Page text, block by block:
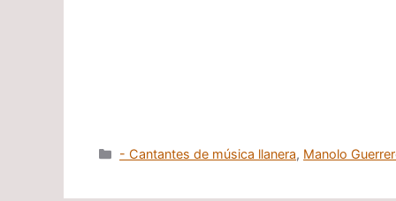
Categorías
- Cantantes de música llanera, Manolo